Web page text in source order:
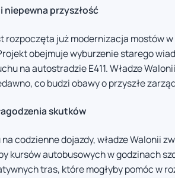
niepewna przyszłość
rozpoczęta już modernizacja mostów
obejmuje wyburzenie starego
na autostradzie E411. Władze
co budzi obawy o przyszłe
skutków
codzienne dojazdy, władze Walonii
kursów autobusowych w godzinach
tras, które mogłyby pomóc w